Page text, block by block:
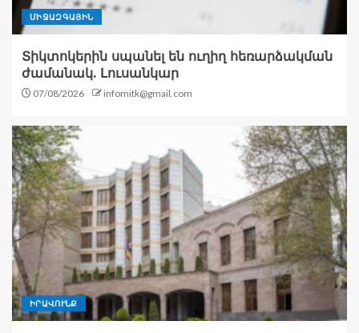
ՄԻՋԱԶԳԱՅԻՆ
Տիկտոկերին սպանել են ուղիղ հեռարձակման
ժամանակ. Լուսանկար
07/08/2026 infomitk@gmail.com
ԻՐԱՎՈՒՆՔ